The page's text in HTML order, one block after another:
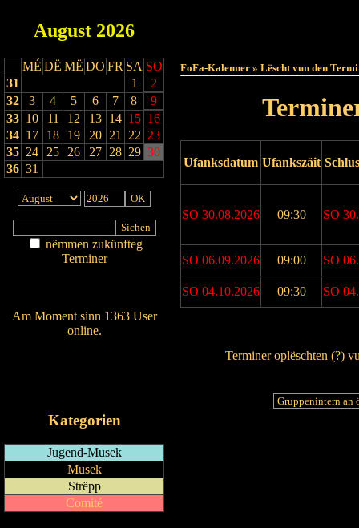
August 2026
MÉ DË MË DO FR SA SO
31
1
2
32
3 4 5 6 7 8
9
33 10 11 12 13 14 15 16
34 17 18 19 20 21 22 23
35 24 25 26 27 28 29 30
36 31
nëmmen zukünfteg
Terminer
Am Moment sinn 1363 User
online.
Kategorien
Jugend-Musek
Musek
Strëpp
Comité
FoFa-Kalenner » Lëscht vun den
Ufanksdatum Ufankszäit
SO 30.08.2026 09:30 SO
SO 06.09.2026 09:00 SO
SO 04.10.2026 09:30 SO
Terminer oplëschten (?)